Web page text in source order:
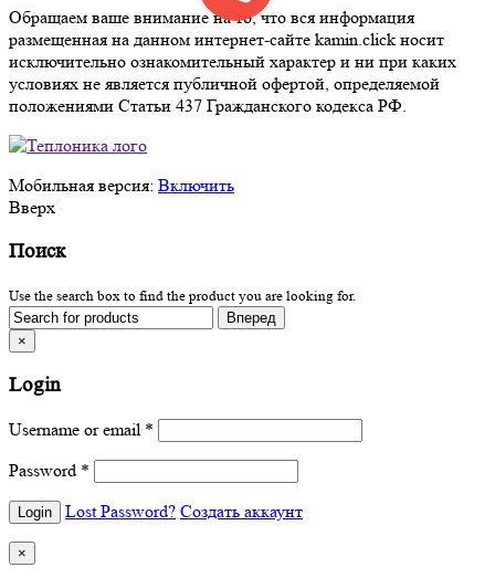
Обращаем ваше внимание на то, что вся информация
размещенная на данном интернет-сайте kamin.click носит
исключительно ознакомительный характер и ни при каких
условиях не является публичной офертой, определяемой
положениями Статьи 437 Гражданского кодекса РФ.
Мобильная версия: Включить
Вверх
Поиск
Use the search box to find the product you are looking for.
×
Login
Username or email *
Password *
Lost Password? Создать аккаунт
×